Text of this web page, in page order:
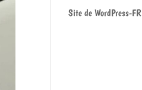
Site de WordPress-FR